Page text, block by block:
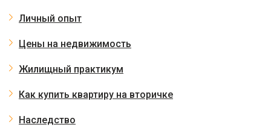
Личный опыт
Цены на недвижимость
Жилищный практикум
Как купить квартиру на вторичке
Наследство